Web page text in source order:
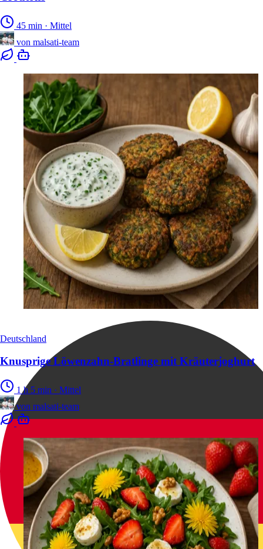
45 min · Mittel
von malsati-team
Deutschland
Knusprige Löwenzahn‑Bratlinge mit Kräuterjoghurt
1 h 5 min · Mittel
von malsati-team